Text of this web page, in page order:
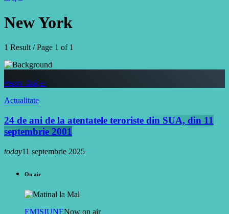
New York
1 Result / Page 1 of 1
insert_link
Actualitate
24 de ani de la atentatele teroriste din SUA, din 11
septembrie 2001
today11 septembrie 2025
On air
EMISIUNENow on air